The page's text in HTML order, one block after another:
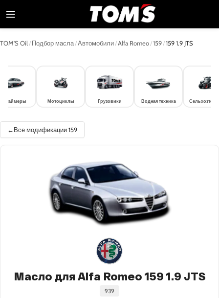
TOM'S Oil /Подбор масла/Автомобили/Alfa Romeo/159/159 1.9 JTS
Мотоциклы Грузовики Водная техника
Все модификации 159
Масло для Alfa Romeo 159 1.9 JTS
939